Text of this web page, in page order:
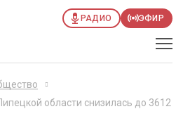
РАДИО ЭФИР
области снизилась до 3612